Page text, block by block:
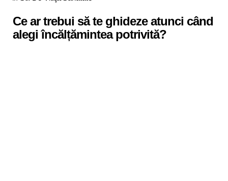
Ce ar trebui să te ghideze atunci când
alegi încălțămintea potrivită?